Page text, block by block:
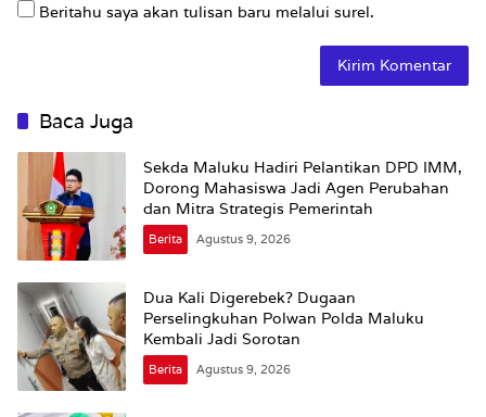
Beritahu saya akan tulisan baru melalui surel.
Baca Juga
Sekda Maluku Hadiri Pelantikan DPD IMM,
Dorong Mahasiswa Jadi Agen Perubahan
dan Mitra Strategis Pemerintah
Berita Agustus 9, 2026
Dua Kali Digerebek? Dugaan
Perselingkuhan Polwan Polda Maluku
Kembali Jadi Sorotan
Berita Agustus 9, 2026